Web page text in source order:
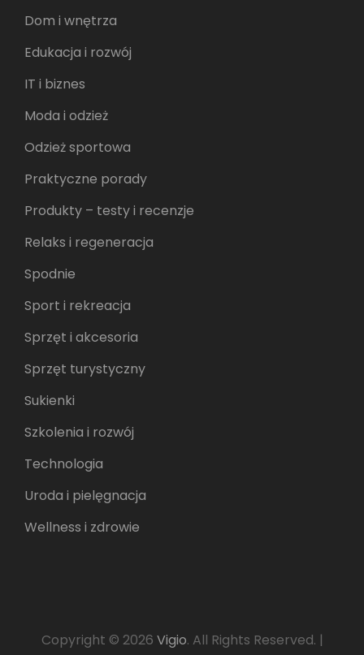
Dom i wnętrza
Edukacja i rozwój
IT i biznes
Moda i odzież
Odzież sportowa
Praktyczne porady
Produkty – testy i recenzje
Relaks i regeneracja
Spodnie
Sport i rekreacja
Sprzęt i akcesoria
Sprzęt turystyczny
Sukienki
Szkolenia i rozwój
Technologia
Uroda i pielęgnacja
Wellness i zdrowie
Copyright © 2026 Vigio. All Rights Reserved. |